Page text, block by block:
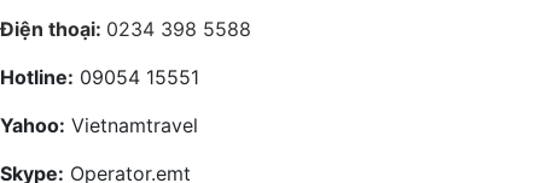
Điện thoại: 0234 398 5588
Hotline: 09054 15551
Yahoo: Vietnamtravel
Skype: Operator.emt